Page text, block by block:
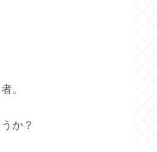
。
か？